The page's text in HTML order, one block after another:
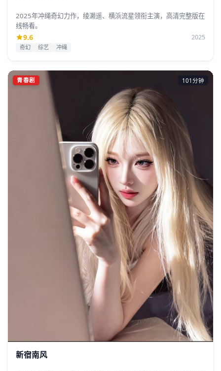
2025年冲绳奇幻力作，绫濑遥、横浜流星领衔主演，高清完整版在
线畅看。
9.6 2025
奇幻 综艺 冲绳
青春剧 101分钟
新宿南风